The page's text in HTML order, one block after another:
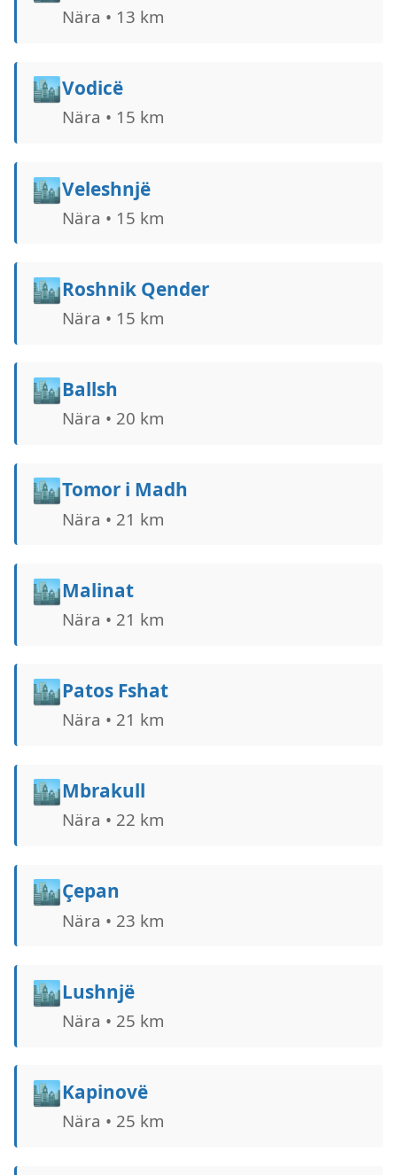
Nära • 13 km
🏙️Vodicë
Nära • 15 km
🏙️Veleshnjë
Nära • 15 km
🏙️Roshnik Qender
Nära • 15 km
🏙️Ballsh
Nära • 20 km
🏙️Tomor i Madh
Nära • 21 km
🏙️Malinat
Nära • 21 km
🏙️Patos Fshat
Nära • 21 km
🏙️Mbrakull
Nära • 22 km
🏙️Çepan
Nära • 23 km
🏙️Lushnjë
Nära • 25 km
🏙️Kapinovë
Nära • 25 km